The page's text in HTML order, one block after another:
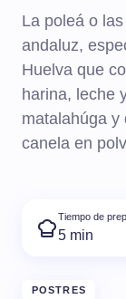
La poleá o
andaluz,
Huelva que
harina, leche
matalahúga y
canela en
Tiempo de
5 min
POSTRES